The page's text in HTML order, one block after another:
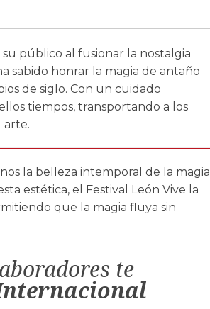
público al fusionar la nostalgia
sabido honrar la magia de antaño
de siglo. Con un cuidado
tiempos, transportando a los
arte.
la belleza intemporal de la magia
estética, el Festival León Vive la
que la magia fluya sin
te